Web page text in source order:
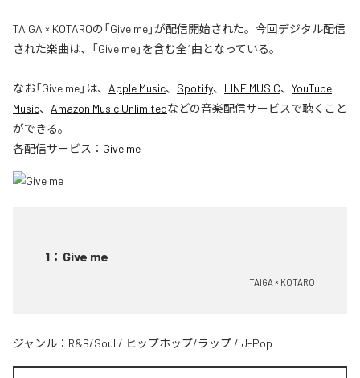
TAIGA × KOTAROの「Give me」が配信開始された。今回デジタル配信
された楽曲は、「Give me」を含む全1曲となっている。
なお「Give me」は、 Apple Music、 Spotify、 LINE MUSIC、 YouTube
Music、 Amazon Music Unlimitedなどの音楽配信サービスで聴くこと
ができる。
各配信サービス： Give me
1 ： Give me
TAIGA × KOTARO
ジャンル： R&B/Soul / ヒップホップ/ラップ / J-Pop